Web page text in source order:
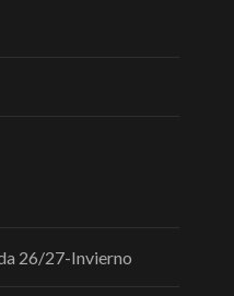
26/27-Invierno